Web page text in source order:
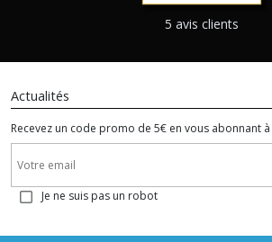
5 avis clients
Actualités
Recevez un code promo de 5€ en vous abonnant
Je ne suis pas un robot